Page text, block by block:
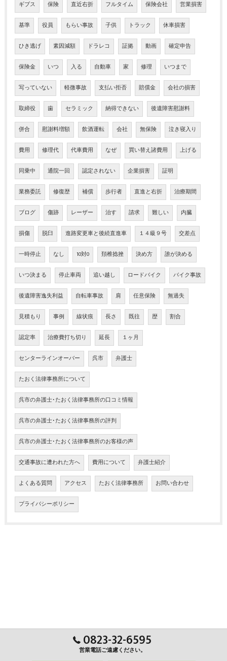
ギブス 保険 直近右折 フルタイム 保険会社 営業損害
基準 役員 もらい事故 子供 トラック 休車損害
ひき逃げ 素因減額 ドラレコ 証拠 動画 確定申告
保険金 いつ 入る 自動車 家 修理 いつまで
写っていない 軽微事故 支払い拒否 賠償金 会社の損害
取締役 歯 セラミック 納得できない 後遺障害慰謝料
併合 慰謝料増額 飲酒運転 会社 無保険 泣き寝入り
費用 修理代 代車費用 なぜ 買い替え諸費用 上げる
同乗中 通院一回 認定されない 企業損害 証明
業務委託 修復歴 補償 歩行者 直進と右折 治療期間
ブログ 傷跡 レーザー 治す 請求 難しい 内臓
損傷 脱臼 進路変更車と後続直進車 １４級９号 交差点
一時停止 なし 10対0 頚椎捻挫 決め方 誰が決める
いつ決まる 停止車両 追い越し ロードバイク バイク事故
後遺障害逸失利益 自転車事故 肩 任意保険 無過失
見積もり 事例 線状痕 長さ 既往 歴 割合
認定率 治療費打ち切り 延長 １ヶ月
センターラインオーバー 呉市 弁護士
たおく法律事務所について
呉市の弁護士･たおく法律事務所の口コミ情報
呉市の弁護士･たおく法律事務所の評判
呉市の弁護士･たおく法律事務所のお客様の声
交通事故に遭われた方へ 費用について 弁護士紹介
よくある質問 アクセス たおく法律事務所 お問い合わせ
プライバシーポリシー
0823-32-6595
営業電話ご遠慮ください。